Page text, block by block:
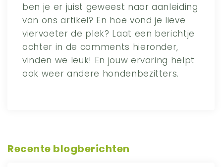
Recente blogberichten
ben je er juist geweest naar aanleiding
van ons artikel? En hoe vond je lieve
viervoeter de plek? Laat een berichtje
achter in de comments hieronder,
vinden we leuk! En jouw ervaring helpt
ook weer andere hondenbezitters.